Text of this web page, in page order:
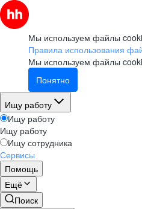
Мы используем файлы
Правила использования
Мы используем файлы
Понятно
Ищу работу
Ищу работу
Ищу работу
Ищу сотрудника
Сервисы
Помощь
Ещё
Поиск